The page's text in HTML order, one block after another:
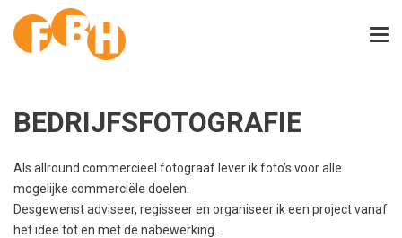
BEDRIJFSFOTOGRAFIE
Als allround commercieel fotograaf lever ik foto’s voor alle
mogelijke commerciële doelen.
Desgewenst adviseer, regisseer en organiseer ik een project vanaf
het idee tot en met de nabewerking.